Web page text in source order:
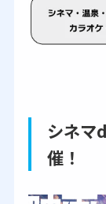
シネマ
催！